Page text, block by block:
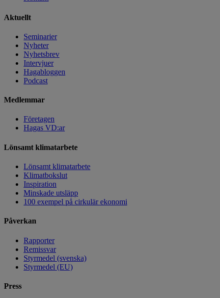
Aktuellt
Seminarier
Nyheter
Nyhetsbrev
Intervjuer
Hagabloggen
Podcast
Medlemmar
Företagen
Hagas VD:ar
Lönsamt klimatarbete
Lönsamt klimatarbete
Klimatbokslut
Inspiration
Minskade utsläpp
100 exempel på cirkulär ekonomi
Påverkan
Rapporter
Remissvar
Styrmedel (svenska)
Styrmedel (EU)
Press